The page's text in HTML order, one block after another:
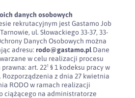
danych osobowych
rekrutacyjnym jest Gastamo Job
ul. Słowackiego 33-37, 33-
Danych Osobowych można
adresu: rodo@gastamo.plDane
w celu realizacji procesu
art. 22¹ § 1 kodeksu pracy w
Rozporządzenia z dnia 27 kwietnia
RODO w ramach realizacji
ciążącego na administratorze